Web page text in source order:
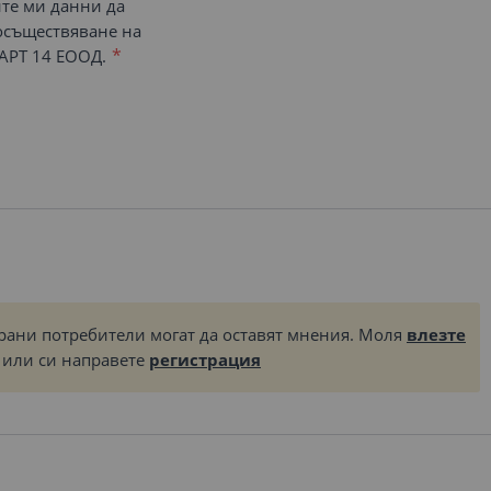
ми данни да
на
14 ЕООД.
потребители могат да оставят мнения. Моля влезте
си направете регистрация